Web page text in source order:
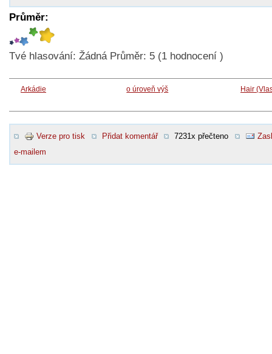
Průměr:
Tvé hlasování: Žádná Průměr: 5 (1 hodnocení )
Arkádie o úroveň výš Hair
Verze pro tisk Přidat komentář 7231x přečteno
e-mailem